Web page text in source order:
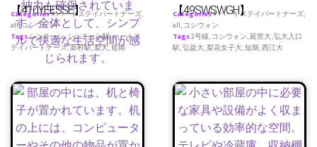
【410YEESSE】
Categories♥ ハートステイパートナーズ,
all,コシウォン
Tagsシンチョン,シンチョン駅,ハートス
テイパートナース,新村駅,梨大,短期
【49SWSWGH】
Categories♥ ハートステイパートナーズ,
all, コシウォン
Tags2号線, コシウォン,延世大,弘大入口
駅,弘益大,梨花女子大,短期,西江大